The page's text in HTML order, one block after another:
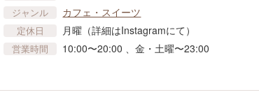
ジャンル カフェ・スイーツ
定休日 月曜（詳細はInstagramにて）
営業時間 10:00〜20:00 、金・土曜〜23:00